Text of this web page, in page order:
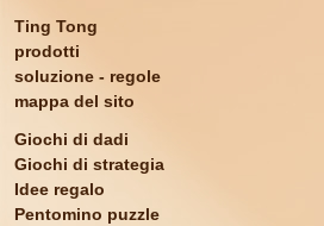
Ting Tong
prodotti
soluzione - regole
mappa del sito
Giochi di dadi
Giochi di strategia
Idee regalo
Pentomino puzzle